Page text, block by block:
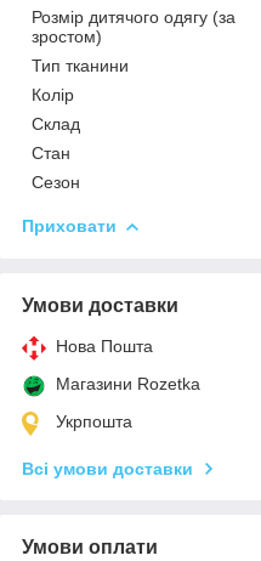
Розмір дитячого одягу (за
зростом)
Тип тканини
Колір
Склад
Стан
Сезон
Приховати
Умови доставки
Нова Пошта
Магазини Rozetka
Укрпошта
Всі умови доставки
Умови оплати